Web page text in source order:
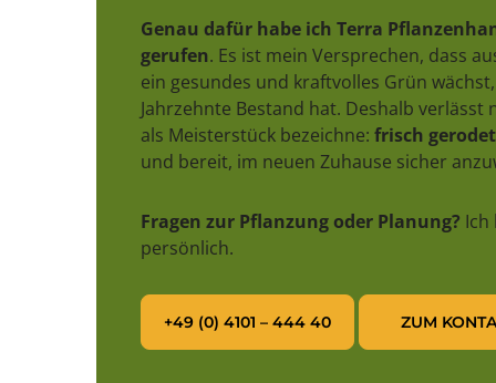
Genau dafür habe ich Terra
gerufen. Es ist mein Versprechen, dass
ein gesundes und kraftvolles Grün
Jahrzehnte Bestand hat. Deshalb verlässt
als Meisterstück bezeichne: frisch
und bereit, im neuen Zuhause sicher
Fragen zur Pflanzung oder Planung? Ich
persönlich.
+49 (0) 4101 – 444 40 ZUM